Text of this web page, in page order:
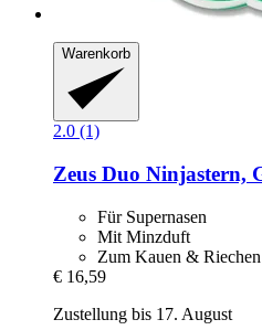
Warenkorb
2.0 (1)
Zeus Duo Ninjastern,
Für Supernasen
Mit Minzduft
Zum Kauen & Riechen
€ 16,59
Zustellung bis 17. August